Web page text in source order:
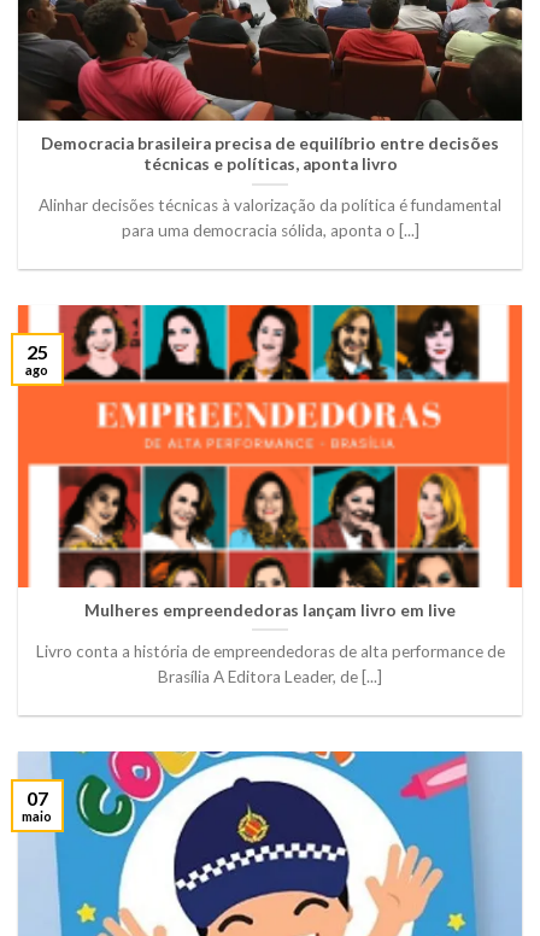
Democracia brasileira precisa de equilíbrio entre decisões
técnicas e políticas, aponta livro
Alinhar decisões técnicas à valorização da política é fundamental
para uma democracia sólida, aponta o [...]
Mulheres empreendedoras lançam livro em live
Livro conta a história de empreendedoras de alta performance de
Brasília A Editora Leader, de [...]
25
ago
07
maio